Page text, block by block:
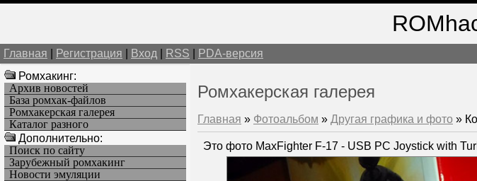
Главная Регистрация Вход RSS PDA-версия
Ромхакинг:
Архив новостей
База ромхак-файлов
Ромхакерская галерея
Каталог разного
Дополнительно:
Поиск по сайту
Зарубежный ромхакинг
Новости эмуляции
Ромхакерская галерея
Главная » Фотоальбом » Другая графика и фото »
Это фото MaxFighter F-17 - USB PC Joystick with